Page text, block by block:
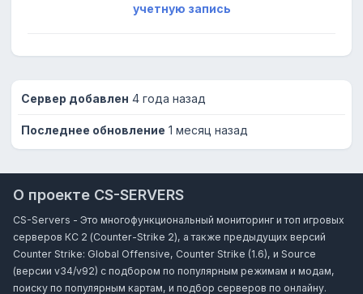
учетную запись
Сервер добавлен 4 года назад
Последнее обновление 1 месяц назад
О проекте CS-SERVERS
CS-Servers - Это многофункциональный мониторинг и топ игровых
серверов КС 2 (Counter-Strike 2), а также предыдущих версий
Counter Strike: Global Offensive, Counter Strike (1.6), и Source
(версии v34/v92) с подбором по популярным режимам и модам,
поиску по популярным картам, и подбор серверов по онлайну.